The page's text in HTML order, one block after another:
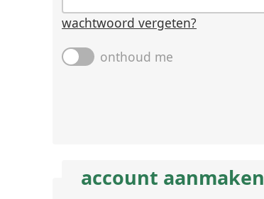
wachtwoord vergeten?
onthoud me
account aanmaken